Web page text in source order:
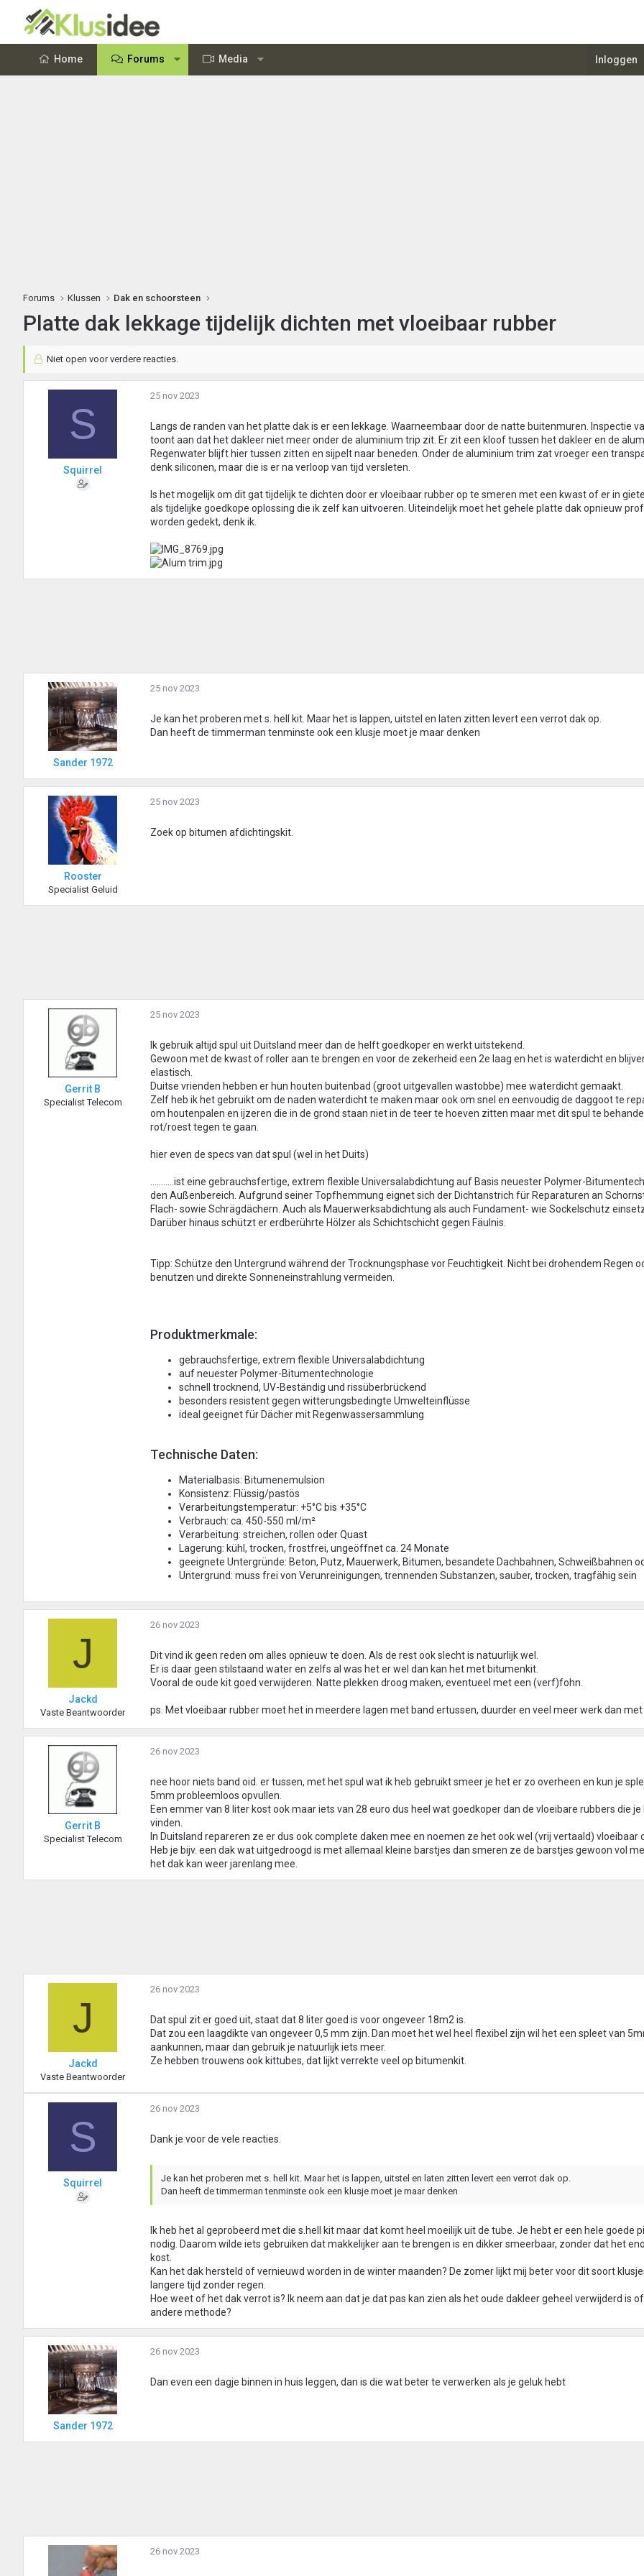
Home Forums Media Inloggen
Forums Klussen Dak en schoorsteen
Platte dak lekkage tijdelijk dichten met vloeibaar rubber
Niet open voor verdere reacties.
S
Squirrel
25 nov 2023
Langs de randen van het platte dak is er een lekkage. Waarneembaar door de natte buitenmuren. Inspectie
toont aan dat het dakleer niet meer onder de aluminium trip zit. Er zit een kloof tussen het dakleer en de
Regenwater blijft hier tussen zitten en sijpelt naar beneden. Onder de aluminium trim zat vroeger een
denk siliconen, maar die is er na verloop van tijd versleten.
Is het mogelijk om dit gat tijdelijk te dichten door er vloeibaar rubber op te smeren met een kwast of er in
als tijdelijke goedkope oplossing die ik zelf kan uitvoeren. Uiteindelijk moet het gehele platte dak opnieuw
worden gedekt, denk ik.
Sander 1972
25 nov 2023
Je kan het proberen met s. hell kit. Maar het is lappen, uitstel en laten zitten levert een verrot dak op.
Dan heeft de timmerman tenminste ook een klusje moet je maar denken
Rooster
Specialist Geluid
25 nov 2023
Zoek op bitumen afdichtingskit.
Gerrit B
Specialist Telecom
25 nov 2023
Ik gebruik altijd spul uit Duitsland meer dan de helft goedkoper en werkt uitstekend.
Gewoon met de kwast of roller aan te brengen en voor de zekerheid een 2e laag en het is waterdicht en
elastisch.
Duitse vrienden hebben er hun houten buitenbad (groot uitgevallen wastobbe) mee waterdicht gemaakt.
Zelf heb ik het gebruikt om de naden waterdicht te maken maar ook om snel en eenvoudig de daggoot te
om houtenpalen en ijzeren die in de grond staan niet in de teer te hoeven zitten maar met dit spul te
rot/roest tegen te gaan.
hier even de specs van dat spul (wel in het Duits)
...........ist eine gebrauchsfertige, extrem flexible Universalabdichtung auf Basis neuester Polymer-
den Außenbereich. Aufgrund seiner Topfhemmung eignet sich der Dichtanstrich für Reparaturen an
Flach- sowie Schrägdächern. Auch als Mauerwerksabdichtung als auch Fundament- wie Sockelschutz
Darüber hinaus schützt er erdberührte Hölzer als Schichtschicht gegen Fäulnis.
Tipp: Schütze den Untergrund während der Trocknungsphase vor Feuchtigkeit. Nicht bei drohendem Regen
benutzen und direkte Sonneneinstrahlung vermeiden.
Produktmerkmale:
gebrauchsfertige, extrem flexible Universalabdichtung
auf neuester Polymer-Bitumentechnologie
schnell trocknend, UV-Beständig und rissüberbrückend
besonders resistent gegen witterungsbedingte Umwelteinflüsse
ideal geeignet für Dächer mit Regenwassersammlung
Technische Daten:
Materialbasis: Bitumenemulsion
Konsistenz: Flüssig/pastös
Verarbeitungstemperatur: +5°C bis +35°C
Verbrauch: ca. 450-550 ml/m²
Verarbeitung: streichen, rollen oder Quast
Lagerung: kühl, trocken, frostfrei, ungeöffnet ca. 24 Monate
geeignete Untergründe: Beton, Putz, Mauerwerk, Bitumen, besandete Dachbahnen, Schweißbahnen
Untergrund: muss frei von Verunreinigungen, trennenden Substanzen, sauber, trocken, tragfähig sein
J
Jackd
Vaste Beantwoorder
26 nov 2023
Dit vind ik geen reden om alles opnieuw te doen. Als de rest ook slecht is natuurlijk wel.
Er is daar geen stilstaand water en zelfs al was het er wel dan kan het met bitumenkit.
Vooral de oude kit goed verwijderen. Natte plekken droog maken, eventueel met een (verf)fohn.
ps. Met vloeibaar rubber moet het in meerdere lagen met band ertussen, duurder en veel meer werk dan met
Gerrit B
Specialist Telecom
26 nov 2023
nee hoor niets band oid. er tussen, met het spul wat ik heb gebruikt smeer je het er zo overheen en kun je
5mm probleemloos opvullen.
Een emmer van 8 liter kost ook maar iets van 28 euro dus heel wat goedkoper dan de vloeibare rubbers die
vinden.
In Duitsland repareren ze er dus ook complete daken mee en noemen ze het ook wel (vrij vertaald) vloeibaar
Heb je bijv. een dak wat uitgedroogd is met allemaal kleine barstjes dan smeren ze de barstjes gewoon vol
het dak kan weer jarenlang mee.
J
Jackd
Vaste Beantwoorder
26 nov 2023
Dat spul zit er goed uit, staat dat 8 liter goed is voor ongeveer 18m2 is.
Dat zou een laagdikte van ongeveer 0,5 mm zijn. Dan moet het wel heel flexibel zijn wil het een spleet van
aankunnen, maar dan gebruik je natuurlijk iets meer.
Ze hebben trouwens ook kittubes, dat lijkt verrekte veel op bitumenkit.
S
Squirrel
26 nov 2023
Dank je voor de vele reacties.
Je kan het proberen met s. hell kit. Maar het is lappen, uitstel en laten zitten levert een verrot dak op.
Dan heeft de timmerman tenminste ook een klusje moet je maar denken
Ik heb het al geprobeerd met die s.hell kit maar dat komt heel moeilijk uit de tube. Je hebt er een hele goede
nodig. Daarom wilde iets gebruiken dat makkelijker aan te brengen is en dikker smeerbaar, zonder dat het
kost.
Kan het dak hersteld of vernieuwd worden in de winter maanden? De zomer lijkt mij beter voor dit soort
langere tijd zonder regen.
Hoe weet of het dak verrot is? Ik neem aan dat je dat pas kan zien als het oude dakleer geheel verwijderd is
andere methode?
Sander 1972
26 nov 2023
Dan even een dagje binnen in huis leggen, dan is die wat beter te verwerken als je geluk hebt
26 nov 2023